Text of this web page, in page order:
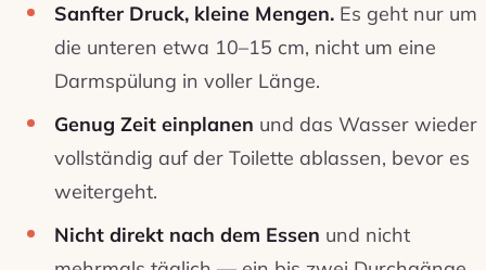
Sanfter Druck, kleine Mengen. Es geht nur um
die unteren etwa 10–15 cm, nicht um eine
Darmspülung in voller Länge.
Genug Zeit einplanen und das Wasser wieder
vollständig auf der Toilette ablassen, bevor es
weitergeht.
Nicht direkt nach dem Essen und nicht